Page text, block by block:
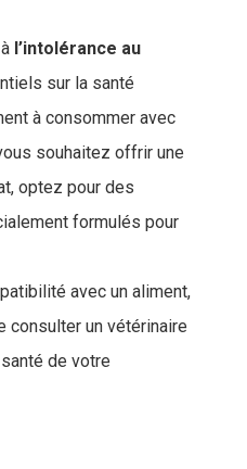
l’intolérance au
sur la santé
à consommer avec
souhaitez offrir une
optez pour des
formulés pour
avec un aliment,
consulter un vétérinaire
de votre